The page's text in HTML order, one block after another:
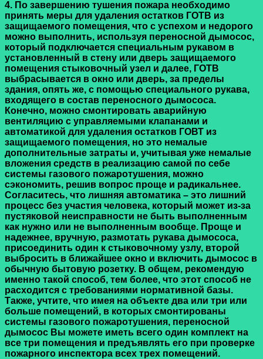
4. По завершению тушения пожара необходимо
принять меры для удаления остатков ГОТВ из
защищаемого помещения, что с успехом и недорого
можно выполнить, используя переносной дымосос,
который подключается специальным рукавом в
установленный в стену или дверь защищаемого
помещения стыковочный узел и далее, ГОТВ
выбрасывается в окно или дверь, за пределы
здания, опять же, с помощью специального рукава,
входящего в состав переносного дымососа.
Конечно, можно смонтировать аварийную
вентиляцию с управляемыми клапанами и
автоматикой для удаления остатков ГОВТ из
защищаемого помещения, но это немалые
дополнительные затраты и, учитывая уже немалые
вложения средств в реализацию самой по себе
системы газового пожаротушения, можно
сэкономить, решив вопрос проще и радикальнее.
Согласитесь, что лишняя автоматика – это лишний
процесс без участия человека, который может из-за
пустяковой неисправности не быть выполненным
как нужно или не выполненным вообще. Проще и
надежнее, вручную, размотать рукава дымососа,
присоединить один к стыковочному узлу, второй
выбросить в ближайшее окно и включить дымосос в
обычную бытовую розетку. В общем, рекомендую
именно такой способ, тем более, что этот способ не
расходится с требованиями нормативной базы.
Также, учтите, что имея на объекте два или три или
больше помещений, в которых смонтированы
системы газового пожаротушения, переносной
дымосос Вы можете иметь всего один комплект на
все три помещения и предъявлять его при проверке
пожарного инспектора всех трех помещений.